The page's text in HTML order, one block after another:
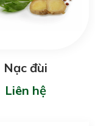
Nạc đùi
Liên hệ